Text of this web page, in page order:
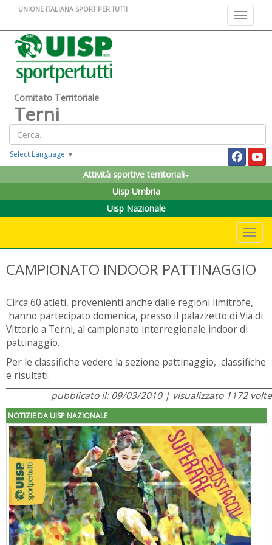
Toggle
UNIONE ITALIANA SPORT PER TUTTI
Comitato Territoriale
Terni
Select Language ▼
Attività sportive territoriali
Uisp Umbria
Uisp Nazionale
CAMPIONATO INDOOR PATTINAGGIO
Circa 60 atleti, provenienti anche dalle regioni limitrofe,
hanno partecipato domenica, presso il palazzetto di Via di
Vittorio a Terni, al campionato interregionale indoor di
pattinaggio.
Per le classifiche vedere la sezione pattinaggio, classifiche
e risultati.
pubblicato il: 09/03/2010 | visualizzato 1172 volte
NOTIZIE DA UISP NAZIONALE